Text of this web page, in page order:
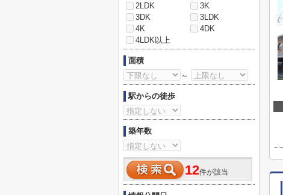
2LDK
3K
3DK
3LDK
4K
4DK
4LDK以上
面積
～
駅からの徒歩
築年数
12件が該当